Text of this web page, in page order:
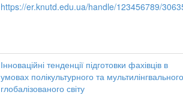
https://er.knutd.edu.ua/handle/123456789/
Інноваційні тенденції підготовки фахівців в
умовах полікультурного та мультилінгвального
глобалізованого світу